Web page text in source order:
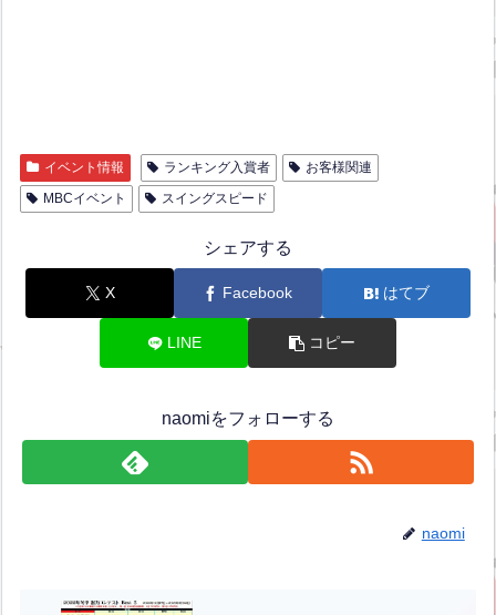
イベント情報 ランキング入賞者
お客様関連
MBCイベント
スイングスピード
シェアする
X Facebook はてブ
LINE コピー
naomiをフォローする
naomi